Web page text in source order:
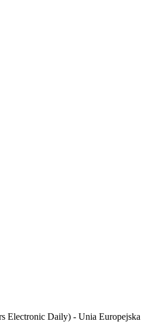
Electronic Daily) - Unia Europejska